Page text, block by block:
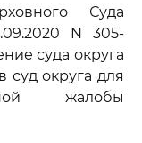
Суда
N 305-
суда округа
суд округа для
жалобы